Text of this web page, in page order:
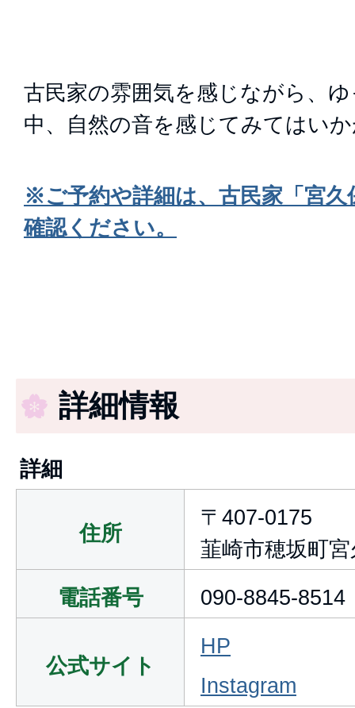
古民家の雰囲気を感じながら、
中、自然の音を感じてみてはい
※ご予約や詳細は、古民家「宮
確認ください。
詳細情報
詳細
住所
〒407-0175
韮崎市穂坂町
電話番号
090-8845-8514
公式サイト
HP
Instagram